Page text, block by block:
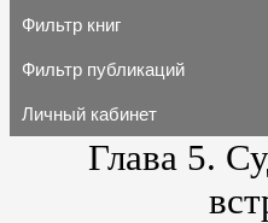
Фильтр книг
Фильтр публикаций
Личный кабинет
Глава 5.